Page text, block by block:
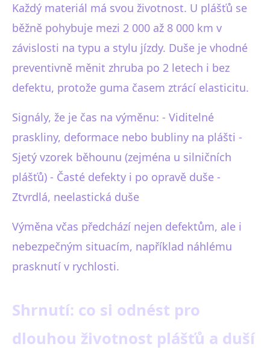
Každý materiál má svou životnost. U plášťů se
běžně pohybuje mezi 2 000 až 8 000 km v
závislosti na typu a stylu jízdy. Duše je vhodné
preventivně měnit zhruba po 2 letech i bez
defektu, protože guma časem ztrácí elasticitu.
Signály, že je čas na výměnu: - Viditelné
praskliny, deformace nebo bubliny na plášti -
Sjetý vzorek běhounu (zejména u silničních
plášťů) - Časté defekty i po opravě duše -
Ztvrdlá, neelastická duše
Výměna včas předchází nejen defektům, ale i
nebezpečným situacím, například náhlému
prasknutí v rychlosti.
Shrnutí: co si odnést pro
dlouhou životnost plášťů a duší